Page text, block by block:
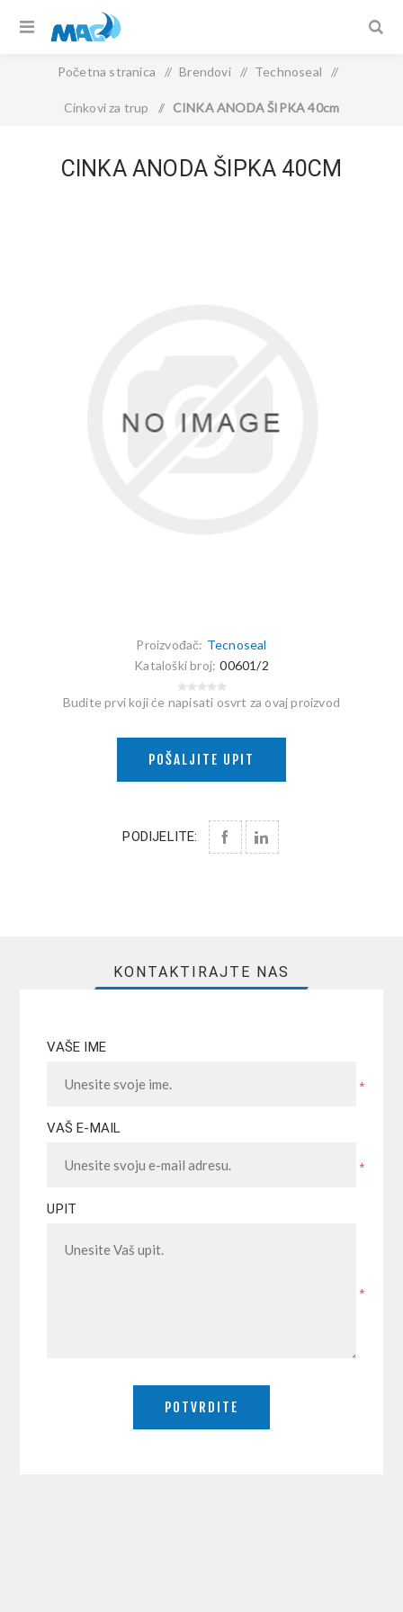
Početna stranica / Brendovi / Technoseal /
Cinkovi za trup / CINKA ANODA ŠIPKA 40cm
CINKA ANODA ŠIPKA 40CM
Proizvođač: Tecnoseal
Kataloški broj: 00601/2
Budite prvi koji će napisati osvrt za ovaj proizvod
POŠALJITE UPIT
PODIJELITE:
KONTAKTIRAJTE NAS
VAŠE IME
*
VAŠ E-MAIL
*
UPIT
*